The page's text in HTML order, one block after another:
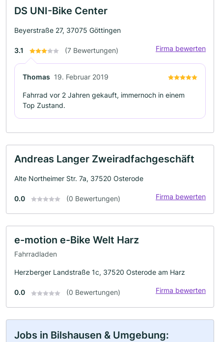
DS UNI-Bike Center
Beyerstraße 27, 37075 Göttingen
3.1 (7 Bewertungen) Firma bewerten
Thomas 19. Februar 2019
Fahrrad vor 2 Jahren gekauft, immernoch in einem
Top Zustand.
Andreas Langer Zweiradfachgeschäft
Alte Northeimer Str. 7a, 37520 Osterode
0.0 (0 Bewertungen) Firma bewerten
e-motion e-Bike Welt Harz
Fahrradladen
Herzberger Landstraße 1c, 37520 Osterode am Harz
0.0 (0 Bewertungen) Firma bewerten
Jobs in Bilshausen & Umgebung: